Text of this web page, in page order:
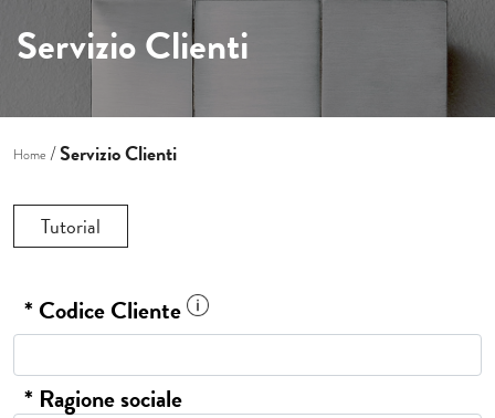
Servizio Clienti
Home Servizio Clienti
Tutorial
* Codice Cliente
* Ragione sociale